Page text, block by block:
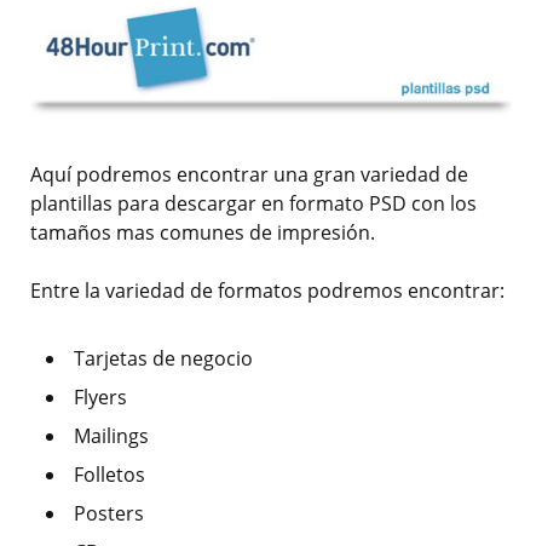
Aquí podremos encontrar una gran variedad de
plantillas para descargar en formato PSD con los
tamaños mas comunes de impresión.
Entre la variedad de formatos podremos encontrar:
Tarjetas de negocio
Flyers
Mailings
Folletos
Posters